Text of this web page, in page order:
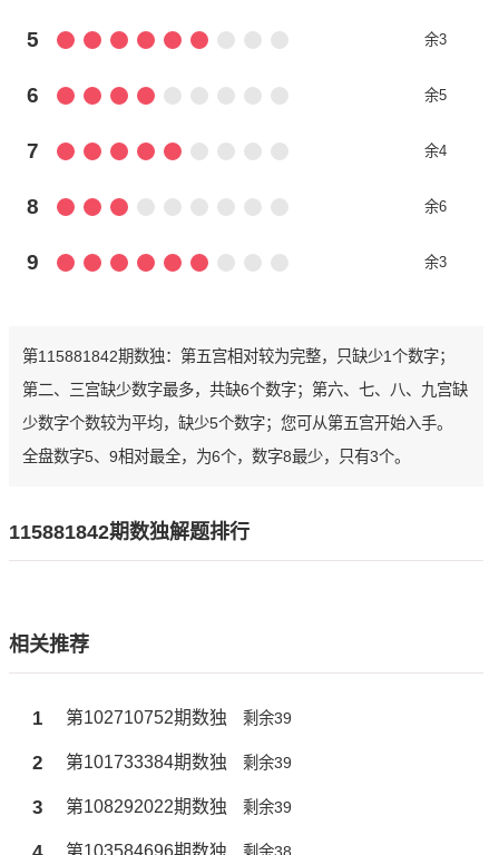
5 余3
6 余5
7 余4
8 余6
9 余3
第115881842期数独：第五宫相对较为完整，只缺少1个数字；
第二、三宫缺少数字最多，共缺6个数字；第六、七、八、九宫缺
少数字个数较为平均，缺少5个数字；您可从第五宫开始入手。
全盘数字5、9相对最全，为6个，数字8最少，只有3个。
115881842期数独解题排行
相关推荐
1 第102710752期数独 剩余39
2 第101733384期数独 剩余39
3 第108292022期数独 剩余39
第103584696期数独